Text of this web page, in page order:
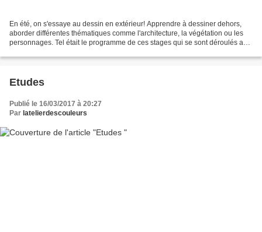
En été, on s'essaye au dessin en extérieur! Apprendre à dessiner dehors,
aborder différentes thématiques comme l'architecture, la végétation ou les
personnages. Tel était le programme de ces stages qui se sont déroulés au
Etudes
Publié le 16/03/2017 à 20:27
Par latelierdescouleurs